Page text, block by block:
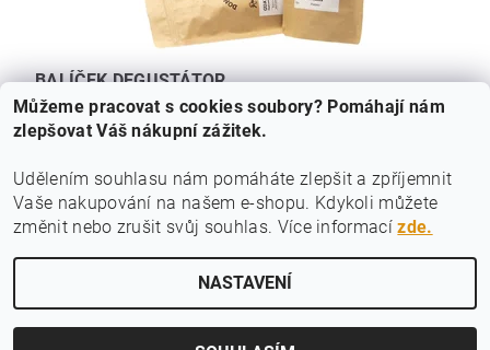
BALÍČEK DEGUSTÁTOR
450 Kč
Výběrová arabica | Příprava kávy | Espresso směsi | Čerstvá káva
| Kontakt | Káva musí chutnat | Vše o kávě
2026 ©Rodinná pražírna, všechna práva vyhrazenaUpravit nastavení cookies
Můžeme pracovat s cookies soubory? Pomáhají nám
zlepšovat Váš nákupní zážitek.
Udělením souhlasu nám pomáháte zlepšit a zpříjemnit
Vaše nakupování na našem e-shopu. Kdykoli můžete
změnit nebo zrušit svůj souhlas. Více informacízde.
NASTAVENÍ